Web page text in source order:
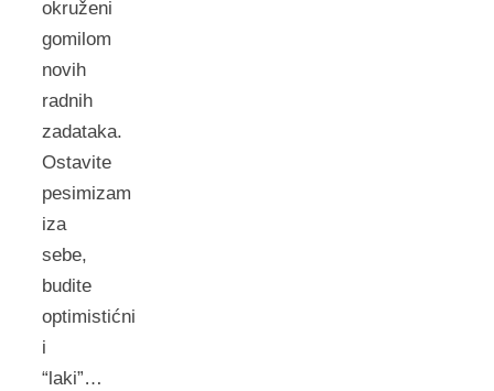
okruženi
gomilom
novih
radnih
zadataka.
Ostavite
pesimizam
iza
sebe,
budite
optimistićni
i
“laki”…